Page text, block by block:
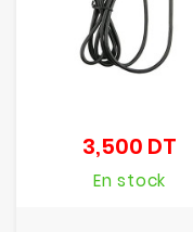
3,500 DT
En stock